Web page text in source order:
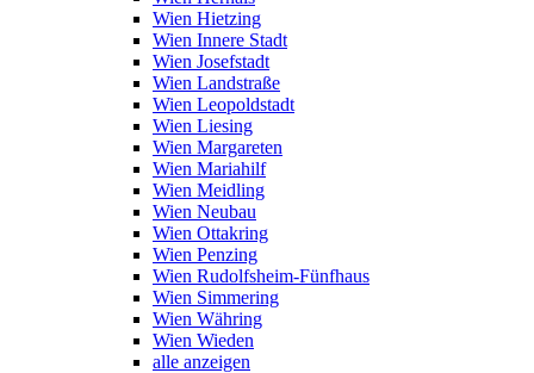
Wien Hietzing
Wien Innere Stadt
Wien Josefstadt
Wien Landstraße
Wien Leopoldstadt
Wien Liesing
Wien Margareten
Wien Mariahilf
Wien Meidling
Wien Neubau
Wien Ottakring
Wien Penzing
Wien Rudolfsheim-Fünfhaus
Wien Simmering
Wien Währing
Wien Wieden
alle anzeigen